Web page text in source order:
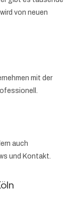
von neuen
mit der
auch
und Kontakt.